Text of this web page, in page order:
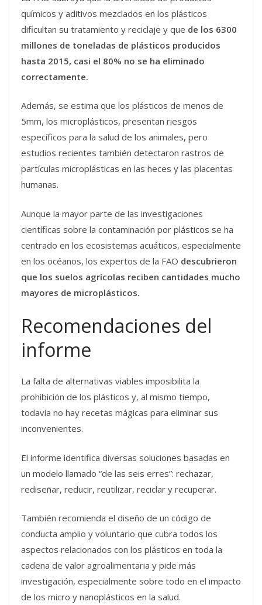
químicos y aditivos mezclados en los plásticos
dificultan su tratamiento y reciclaje y que de los 6300
millones de toneladas de plásticos producidos
hasta 2015, casi el 80% no se ha eliminado
correctamente.
Además, se estima que los plásticos de menos de
5mm, los microplásticos, presentan riesgos
específicos para la salud de los animales, pero
estudios recientes también detectaron rastros de
partículas microplásticas en las heces y las placentas
humanas.
Aunque la mayor parte de las investigaciones
científicas sobre la contaminación por plásticos se ha
centrado en los ecosistemas acuáticos, especialmente
en los océanos, los expertos de la FAO descubrieron
que los suelos agrícolas reciben cantidades mucho
mayores de microplásticos.
Recomendaciones del
informe
La falta de alternativas viables imposibilita la
prohibición de los plásticos y, al mismo tiempo,
todavía no hay recetas mágicas para eliminar sus
inconvenientes.
El informe identifica diversas soluciones basadas en
un modelo llamado “de las seis erres”: rechazar,
rediseñar, reducir, reutilizar, reciclar y recuperar.
También recomienda el diseño de un código de
conducta amplio y voluntario que cubra todos los
aspectos relacionados con los plásticos en toda la
cadena de valor agroalimentaria y pide más
investigación, especialmente sobre todo en el impacto
de los micro y nanoplásticos en la salud.